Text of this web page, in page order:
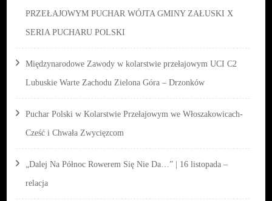
PRZEŁAJOWYM PUCHAR WÓJTA GMINY ZAŁUSKI X
SERIA PUCHARU POLSKI
Międzynarodowe Zawody w kolarstwie przełajowym UCI C2
Lubuskie Warte Zachodu Zielona Góra – Drzonków
Puchar Polski w Kolarstwie Przełajowym we Włoszakowicach-
Cześć i Chwała Zwycięzcom
„Dalej Na Północ Rowerem Się Nie Da…” | 16 listopada –
relacja